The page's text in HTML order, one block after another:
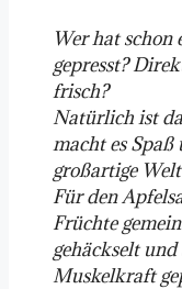
Wer hat schon
gepresst?
frisch?
Natürlich ist
macht es Spaß
großartige
Für den
Früchte
gehäckselt
Muskelkraft